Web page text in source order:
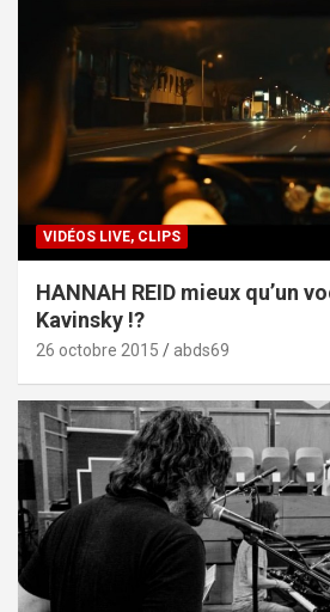
VIDÉOS LIVE, CLIPS
HANNAH REID mieux qu’un
Kavinsky !?
26 octobre 2015 abds69